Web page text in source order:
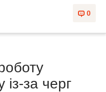
0
із-за черг